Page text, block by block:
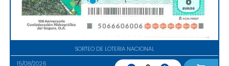
SORTEO DE LOTERIA NACIONAL
15/08/2026